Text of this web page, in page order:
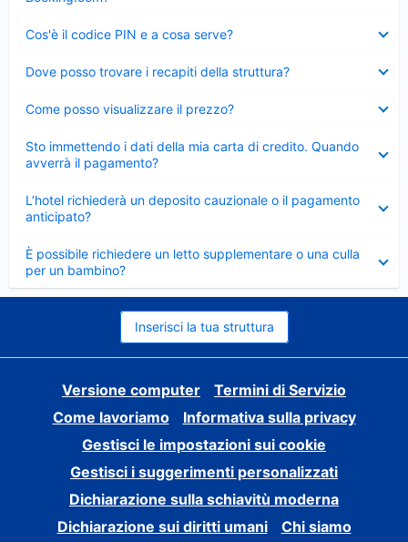
Cos'è il codice PIN e a cosa serve?
chiuso
Dove posso trovare i recapiti della struttura?
chiuso
Come posso visualizzare il prezzo?
chiuso
Sto immettendo i dati della mia carta di credito. Quando
avverrà il pagamento?
chiuso
L’hotel richiederà un deposito cauzionale o il pagamento
anticipato?
chiuso
È possibile richiedere un letto supplementare o una culla
per un bambino?
Elemento
chiuso
Inserisci la tua struttura
Versione computer
Termini di Servizio
Come lavoriamo
Informativa sulla privacy
Gestisci le impostazioni sui cookie
Gestisci i suggerimenti personalizzati
Dichiarazione sulla schiavitù moderna
Dichiarazione sui diritti umani
Chi siamo